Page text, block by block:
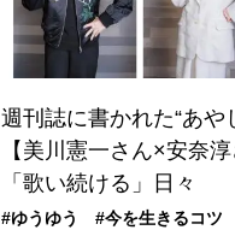
週刊誌に書かれた“あや
【美川憲一さん×安奈
「歌い続ける」日々
#ゆうゆう #今を生きるコツ